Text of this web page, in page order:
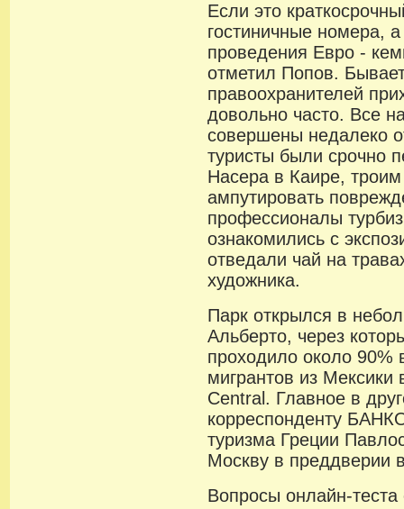
Если это
гостиничные номера,
проведения Евро -
отметил Попов.
правоохранителей
довольно часто. Все
совершены недалеко
туристы были срочно
Насера в Каире,
ампутировать
профессионалы
ознакомились с
отведали чай на
художника.
Парк открылся в
Альберто, через
проходило около 90%
мигрантов из
Central. Главное в
корреспонденту
туризма Греции
Москву в преддверии
Вопросы онлайн-